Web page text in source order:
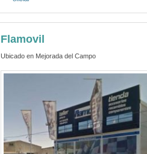
Flamovil
Ubicado en Mejorada del Campo